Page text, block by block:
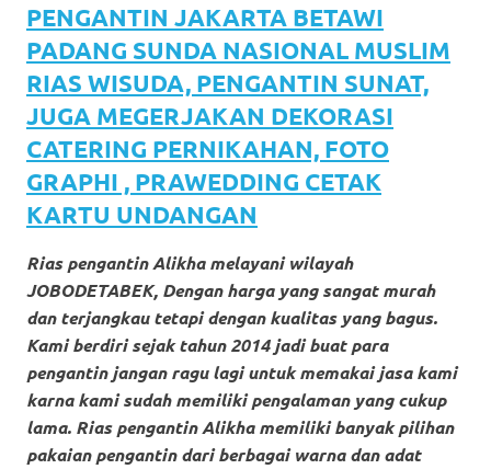
Discover
More
Here
loanswatches.com.
Wiht
80%
Discount
replica
watches.
click
fake
PENGANTIN JAKARTA BETAWI
PADANG SUNDA NASIONAL MUSLIM
RIAS WISUDA, PENGANTIN SUNAT,
JUGA MEGERJAKAN DEKORASI
CATERING PERNIKAHAN, FOTO
GRAPHI , PRAWEDDING CETAK
KARTU UNDANGAN
Rias pengantin Alikha melayani wilayah
JOBODETABEK, Dengan harga yang sangat murah
dan terjangkau tetapi dengan kualitas yang bagus.
Kami berdiri sejak tahun 2014 jadi buat para
pengantin jangan ragu lagi untuk memakai jasa kami
karna kami sudah memiliki pengalaman yang cukup
lama. Rias pengantin Alikha memiliki banyak pilihan
pakaian pengantin dari berbagai warna dan adat